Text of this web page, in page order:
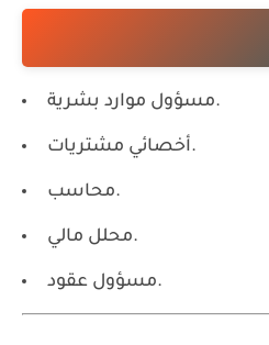
مسؤول موارد بشرية.
أخصائي مشتريات.
محاسب.
محلل مالي.
مسؤول عقود.